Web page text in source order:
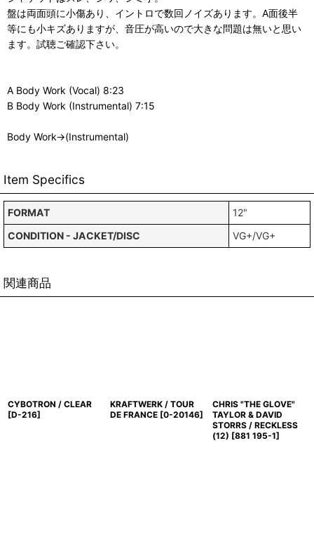
盤は両面頭に小傷あり、イントロで数回ノイズあります。A面後半
等にも小キズありますが、音圧が高いので大きな問題は無いと思い
ます。試聴ご確認下さい。
A Body Work (Vocal) 8:23
B Body Work (Instrumental) 7:15
Body Work→(Instrumental)
Item Specifics
FORMAT
12"
CONDITION - JACKET/DISC
VG+/VG+
関連商品
CYBOTRON / CLEAR
[D-216]
KRAFTWERK / TOUR
DE FRANCE [0-20146]
CHRIS "THE GLOVE"
TAYLOR & DAVID
STORRS / RECKLESS
(12) [881 195-1]